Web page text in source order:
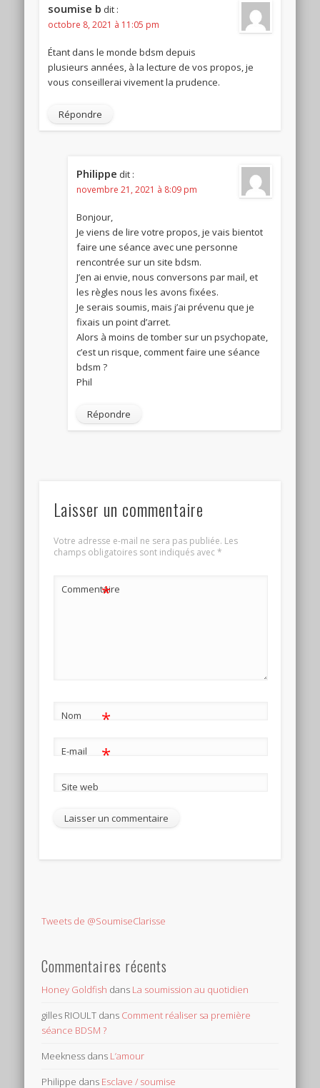
soumise b dit :
octobre 8, 2021 à 11:05 pm
Étant dans le monde bdsm depuis
plusieurs années, à la lecture de vos propos, je
vous conseillerai vivement la prudence.
Répondre
Philippe dit :
novembre 21, 2021 à 8:09 pm
Bonjour,
Je viens de lire votre propos, je vais bientot
faire une séance avec une personne
rencontrée sur un site bdsm.
J’en ai envie, nous conversons par mail, et
les règles nous les avons fixées.
Je serais soumis, mais j’ai prévenu que je
fixais un point d’arret.
Alors à moins de tomber sur un psychopate,
c’est un risque, comment faire une séance
bdsm ?
Phil
Répondre
Laisser un commentaire
Votre adresse e-mail ne sera pas publiée. Les
champs obligatoires sont indiqués avec*
Commentaire
*
Nom *
E-mail *
Site web
Tweets de @SoumiseClarisse
Commentaires récents
Honey Goldfish dans La soumission au quotidien
gilles RIOULT dans Comment réaliser sa première
séance BDSM ?
Meekness dans L’amour
Philippe dans Esclave / soumise